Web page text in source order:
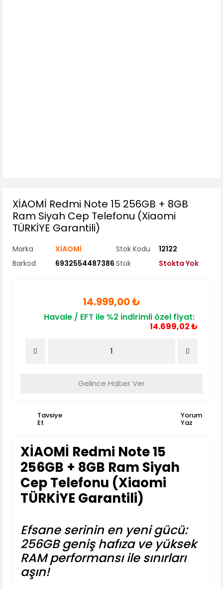
XİAOMİ Redmi Note 15 256GB + 8GB
Ram Siyah Cep Telefonu (Xiaomi
TÜRKİYE Garantili)
Marka XİAOMİ Stok Kodu
12122
Barkod
6932554487386 Stok Stokta Yok
14.999,00 ₺
Havale / EFT ile %2 indirimli özel fiyat:
14.699,02 ₺
Gelince Haber Ver
Tavsiye
Et
Yorum
Yaz
XİAOMİ Redmi Note 15
256GB + 8GB Ram Siyah
Cep Telefonu (Xiaomi
TÜRKİYE Garantili)
Efsane serinin en yeni gücü:
256GB geniş hafıza ve yüksek
RAM performansı ile sınırları
aşın!